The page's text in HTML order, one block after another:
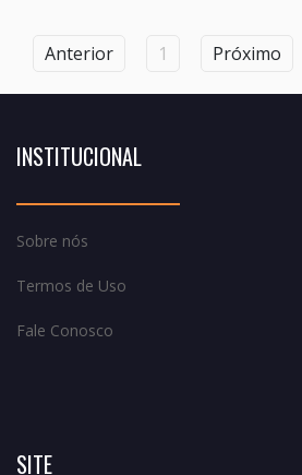
Anterior 1 Próximo
INSTITUCIONAL
Sobre nós
Termos de Uso
Fale Conosco
SITE